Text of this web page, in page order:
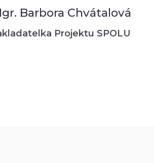
Barbora Chvátalová
Projektu SPOLU